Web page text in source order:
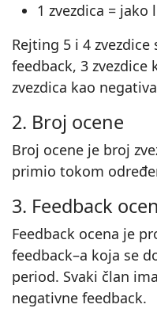
1 zvezdica = jako
Rejting 5 i 4
feedback, 3 zvezdice
zvezdica kao
2. Broj ocene
Broj ocene je broj
primio tokom
3. Feedback
Feedback ocena je
feedback–a koja se
period. Svaki član
negativne feedback.